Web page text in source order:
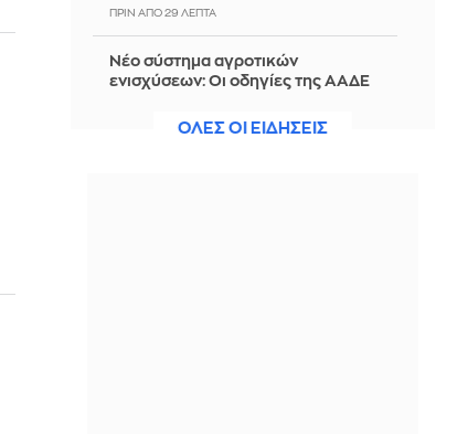
ΠΡΙΝ ΑΠΌ 29 ΛΕΠΤΆ
Νέο σύστημα αγροτικών
ενισχύσεων: Οι οδηγίες της ΑΑΔΕ
επιδότησηςΟΛΕΣ ΟΙ ΕΙΔΗΣΕΙΣ